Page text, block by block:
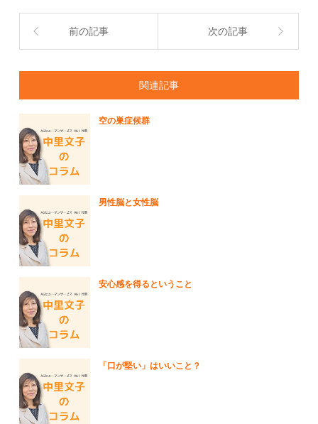
前の記事 次の記事
関連記事
空の巣症候群
男性脳と女性脳
安心感を得るということ
「口が堅い」はいいこと？